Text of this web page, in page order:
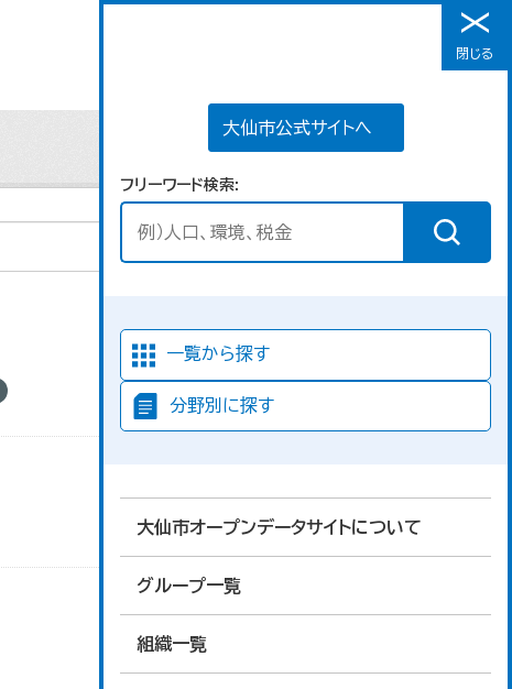
メニュー
大仙市公式サイトへ
フリーワード検索
一覧から探す
分野別に探す
大仙市オープンデータサイトについて
グループ一覧
組織一覧
閉じる